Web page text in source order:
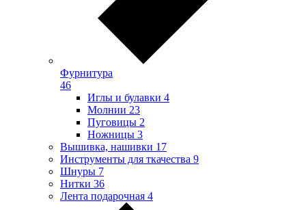
Фурнитура
46
Иглы и булавки 4
Молнии 23
Пуговицы 2
Ножницы 3
Вышивка, нашивки 17
Инструменты для ткачества 9
Шнуры 7
Нитки 36
Лента подарочная 4